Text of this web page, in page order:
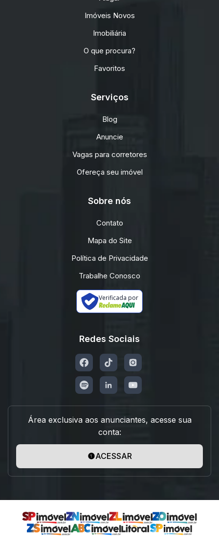
Imóveis Novos
Imobiliária
O que procura?
Favoritos
Serviços
Blog
Anuncie
Vagas para corretores
Ofereça seu imóvel
Sobre nós
Contato
Mapa do Site
Política de Privacidade
Trabalhe Conosco
Verificada por
Redes Sociais
Área exclusiva aos anunciantes, acesse sua
conta:
ACESSAR